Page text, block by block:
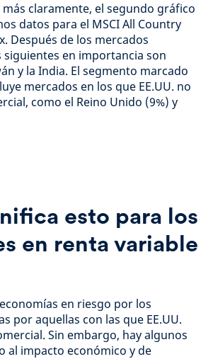
claramente, el segundo gráfico
datos para el MSCI All Country
Después de los mercados
siguientes en importancia son
y la India. El segmento marcado
mercados en los que EE.UU. no
como el Reino Unido (9%) y
esto para los
en renta variable
en riesgo por los
por aquellas con las que EE.UU.
Sin embargo, hay algunos
al impacto económico y de